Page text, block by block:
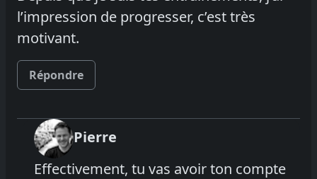
l’impression de progresser, c’est très
motivant.
Répondre
Pierre
Effectivement, tu vas avoir ton compte